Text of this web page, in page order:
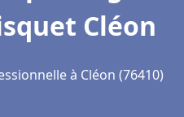
Cléon
à Cléon (76410)